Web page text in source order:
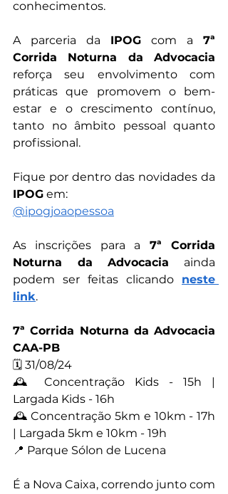
conhecimentos.
A parceria da IPOG com a 7ª
Corrida Noturna da Advocacia
reforça seu envolvimento com
práticas que promovem o bem-
estar e o crescimento contínuo,
tanto no âmbito pessoal quanto
profissional.
IPOG em:
@‌ipogjoaopessoa
As inscrições para a 7ª Corrida
Noturna da Advocacia ainda
podem ser feitas clicando neste
link.
7ª Corrida Noturna da Advocacia
CAA-PB
🗓 31/08/24
🕰 Concentração Kids - 15h |
Largada Kids - 16h
🕰 Concentração 5km e 10km - 17h
| Largada 5km e 10km - 19h
📍 Parque Sólon de Lucena
É a Nova Caixa, correndo junto com